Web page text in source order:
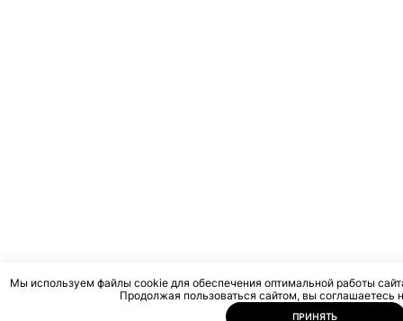
Мы используем файлы cookie для обеспечения оптимальной работы
Продолжая пользоваться сайтом, вы соглашаетесь
ПРИНЯТЬ